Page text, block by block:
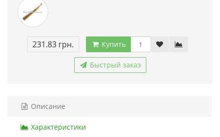
231.83 грн. Купить
Быстрый заказ
Описание
Характеристики